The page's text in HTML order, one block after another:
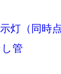
灯（同時点
管